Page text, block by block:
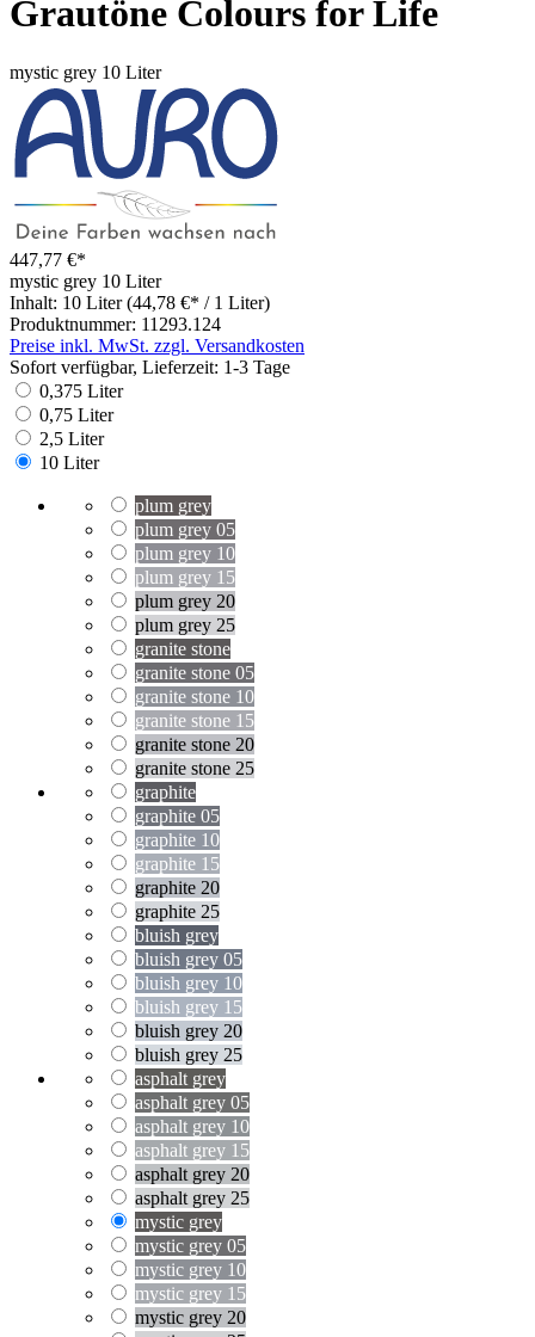
Grautöne Colours for Life
mystic grey 10 Liter
447,77 €*
mystic grey 10 Liter
Inhalt: 10 Liter (44,78 €* / 1 Liter)
Produktnummer: 11293.124
Preise inkl. MwSt. zzgl. Versandkosten
Sofort verfügbar, Lieferzeit: 1-3 Tage
0,375 Liter
0,75 Liter
2,5 Liter
10 Liter
plum grey
plum grey 05
plum grey 10
plum grey 15
plum grey 20
plum grey 25
granite stone
granite stone 05
granite stone 10
granite stone 15
granite stone 20
granite stone 25
graphite
graphite 05
graphite 10
graphite 15
graphite 20
graphite 25
bluish grey
bluish grey 05
bluish grey 10
bluish grey 15
bluish grey 20
bluish grey 25
asphalt grey
asphalt grey 05
asphalt grey 10
asphalt grey 15
asphalt grey 20
asphalt grey 25
mystic grey
mystic grey 05
mystic grey 10
mystic grey 15
mystic grey 20